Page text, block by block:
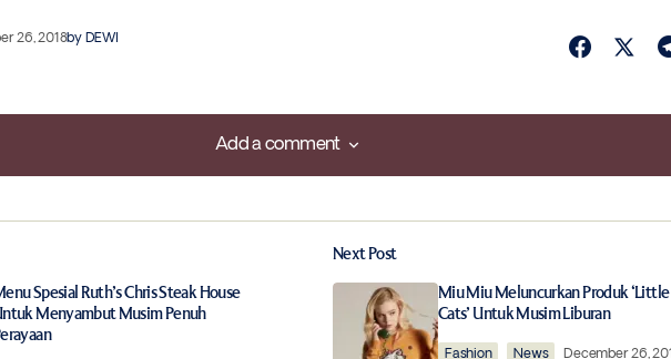
26, 2018by DEWI
Add a comment
Add a comment
will not be published. Required fields are marked
Spesial Ruth’s Chris Steak House
Menyambut Musim Penuh
Next Post
Miu Miu Meluncurkan Produk ‘Little
Cats’ Untuk Musim Liburan
Fashion News December 26,